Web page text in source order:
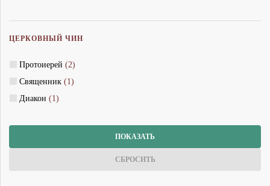
ЦЕРКОВНЫЙ ЧИН
Протоиерей (2)
Священник (1)
Диакон (1)